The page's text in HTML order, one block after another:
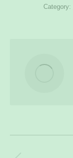
Category: